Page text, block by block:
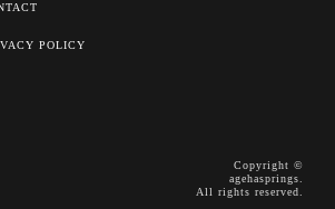
POLICY
Copyright ©
agehasprings.
All rights reserved.